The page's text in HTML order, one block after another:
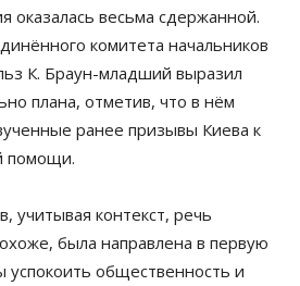
оказалась весьма сдержанной.
комитета начальников
К. Браун-младший выразил
плана, отметив, что в нём
ранее призывы Киева к
помощи.
учитывая контекст, речь
была направлена в первую
успокоить общественность и